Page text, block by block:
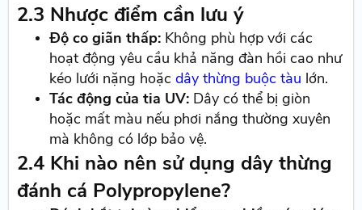
2.3 Nhược điểm cần lưu ý
Độ co giãn thấp: Không phù hợp với các
hoạt động yêu cầu khả năng đàn hồi cao như
kéo lưới nặng hoặcdây thừng buộc tàu lớn.
Tác động của tia UV: Dây có thể bị giòn
hoặc mất màu nếu phơi nắng thường xuyên
mà không có lớp bảo vệ.
2.4 Khi nào nên sử dụng dây thừng
đánh cá Polypropylene?